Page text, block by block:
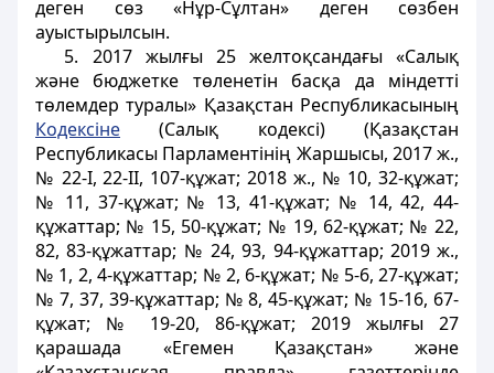
деген сөз «Нұр-Сұлтан» деген сөзбен
ауыстырылсын.
5. 2017 жылғы 25 желтоқсандағы «Салық
және бюджетке төленетін басқа да міндетті
төлемдер туралы» Қазақстан Республикасының
Кодексіне (Салық кодексі) (Қазақстан
Республикасы Парламентінің Жаршысы, 2017 ж.,
№ 22-І, 22-ІІ, 107-құжат; 2018 ж., № 10, 32-құжат;
№ 11, 37-құжат; № 13, 41-құжат; № 14, 42, 44-
құжаттар; № 15, 50-құжат; № 19, 62-құжат; № 22,
82, 83-құжаттар; № 24, 93, 94-құжаттар; 2019 ж.,
№ 1, 2, 4-құжаттар; № 2, 6-құжат; № 5-6, 27-құжат;
№ 7, 37, 39-құжаттар; № 8, 45-құжат; № 15-16, 67-
құжат; № 19-20, 86-құжат; 2019 жылғы 27
қарашада «Егемен Қазақстан» және